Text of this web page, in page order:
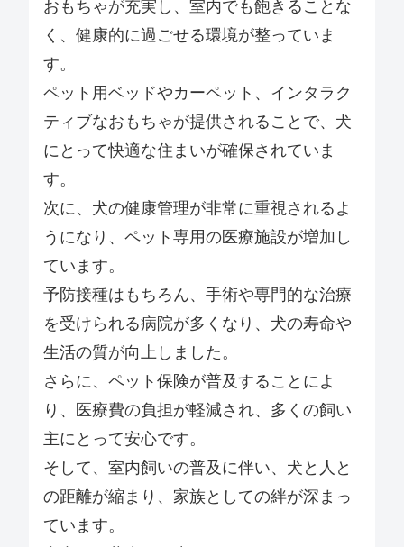
おもちゃが充実し、室内でも飽きることな
く、健康的に過ごせる環境が整っていま
す。
ペット用ベッドやカーペット、インタラク
ティブなおもちゃが提供されることで、犬
にとって快適な住まいが確保されていま
す。
次に、犬の健康管理が非常に重視されるよ
うになり、ペット専用の医療施設が増加し
ています。
予防接種はもちろん、手術や専門的な治療
を受けられる病院が多くなり、犬の寿命や
生活の質が向上しました。
さらに、ペット保険が普及することによ
り、医療費の負担が軽減され、多くの飼い
主にとって安心です。
そして、室内飼いの普及に伴い、犬と人と
の距離が縮まり、家族としての絆が深まっ
ています。